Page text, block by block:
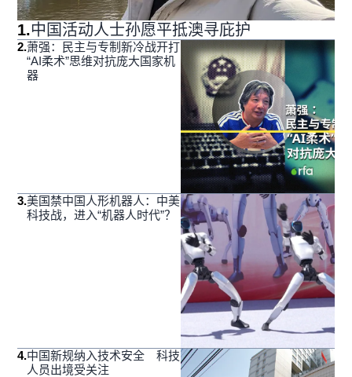
1.中国活动人士孙愿平抵澳寻庇护
2.萧强：民主与专制新冷战开打
“AI柔术”思维对抗庞大国家机
器
3.美国禁中国人形机器人：中美
科技战，进入“机器人时代”？
4.中国新规纳入技术安全 科技
人员出境受关注